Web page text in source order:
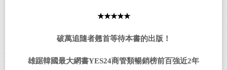
★★★★★
破萬追隨者翹首等待本書的出版！
雄踞韓國最大網書YES24商管類暢銷榜前百強近2年